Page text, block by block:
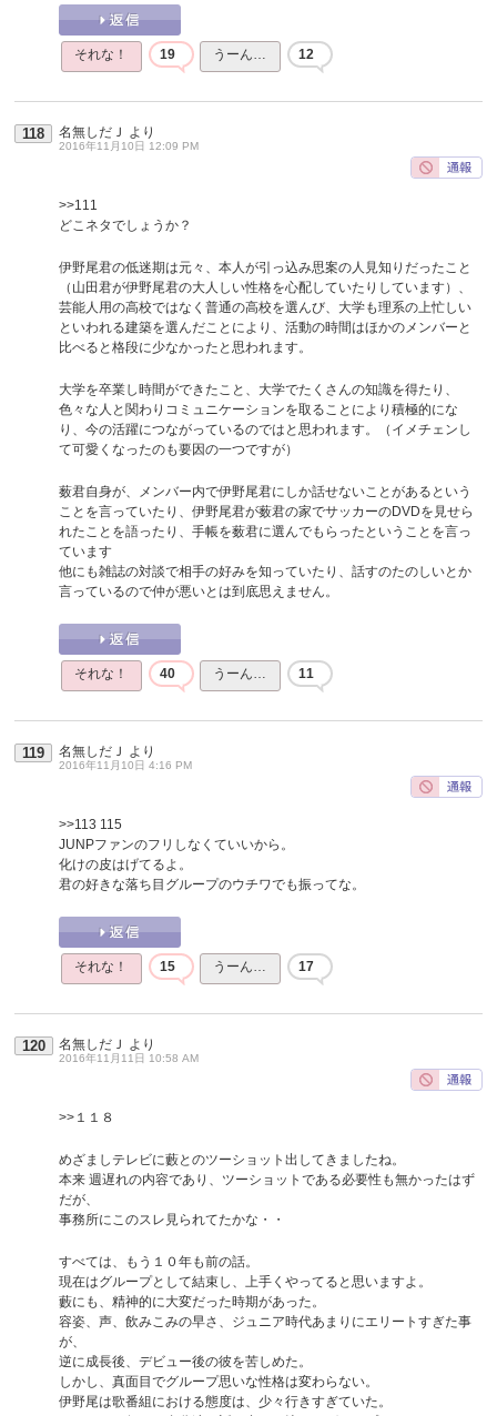
それな！ 19 うーん… 12
118 名無しだＪ より
2016年11月10日 12:09 PM
>>111
どこネタでしょうか？
伊野尾君の低迷期は元々、本人が引っ込み思案の人見知りだったこと
（山田君が伊野尾君の大人しい性格を心配していたりしています）、
芸能人用の高校ではなく普通の高校を選んび、大学も理系の上忙しい
といわれる建築を選んだことにより、活動の時間はほかのメンバーと
比べると格段に少なかったと思われます。
大学を卒業し時間ができたこと、大学でたくさんの知識を得たり、
色々な人と関わりコミュニケーションを取ることにより積極的にな
り、今の活躍につながっているのではと思われます。（イメチェンし
て可愛くなったのも要因の一つですが）
薮君自身が、メンバー内で伊野尾君にしか話せないことがあるという
ことを言っていたり、伊野尾君が薮君の家でサッカーのDVDを見せら
れたことを語ったり、手帳を薮君に選んでもらったということを言っ
ています
他にも雑誌の対談で相手の好みを知っていたり、話すのたのしいとか
言っているので仲が悪いとは到底思えません。
それな！ 40 うーん… 11
119 名無しだＪ より
2016年11月10日 4:16 PM
>>113 115
JUNPファンのフリしなくていいから。
化けの皮はげてるよ。
君の好きな落ち目グループのウチワでも振ってな。
それな！ 15 うーん… 17
120 名無しだＪ より
2016年11月11日 10:58 AM
>>１１８
めざましテレビに藪とのツーショット出してきましたね。
本来 週遅れの内容であり、ツーショットである必要性も無かったはず
だが、
事務所にこのスレ見られてたかな・・
すべては、もう１０年も前の話。
現在はグループとして結束し、上手くやってると思いますよ。
藪にも、精神的に大変だった時期があった。
容姿、声、飲みこみの早さ、ジュニア時代あまりにエリートすぎた事
が、
逆に成長後、デビュー後の彼を苦しめた。
しかし、真面目でグループ思いな性格は変わらない。
伊野尾は歌番組における態度は、少々行きすぎていた。